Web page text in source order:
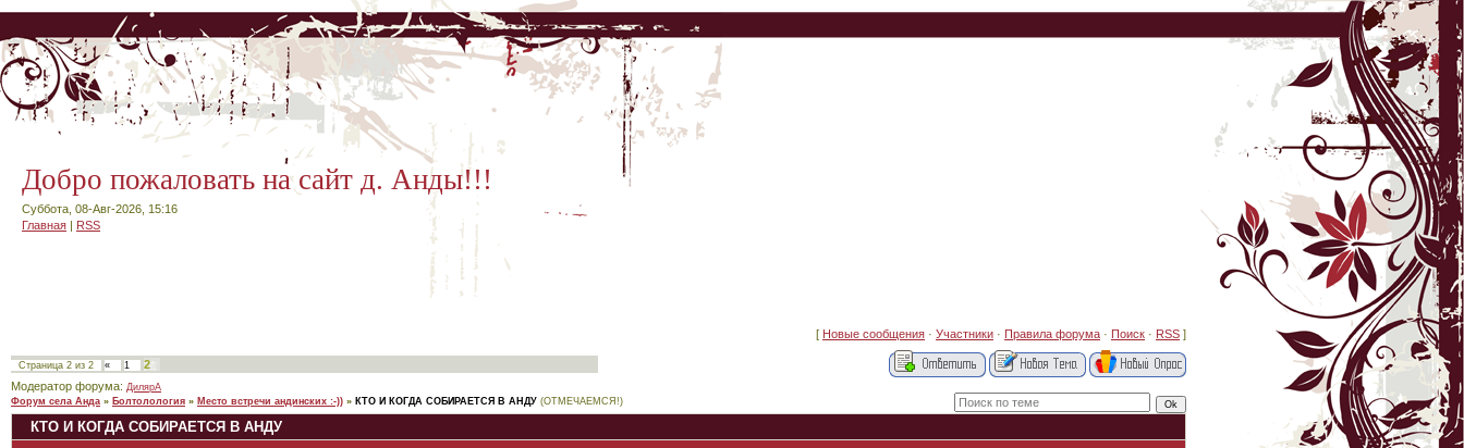
Добро пожаловать на сайт д. Анды!!!
Суббота, 08-Авг-2026, 15:16
Главная | RSS
[ Новые сообщения · Участники · Правила форума · Поиск · RSS ]
Страница 2 из 2 « 1
2
Модератор форума: ДилярА
Форум села Анда » Болтолология » Место встречи андинских :-)) » КТО И КОГДА СОБИРАЕТСЯ В АНДУ (ОТМЕЧАЕМСЯ!)
КТО И КОГДА СОБИРАЕТСЯ В АНДУ